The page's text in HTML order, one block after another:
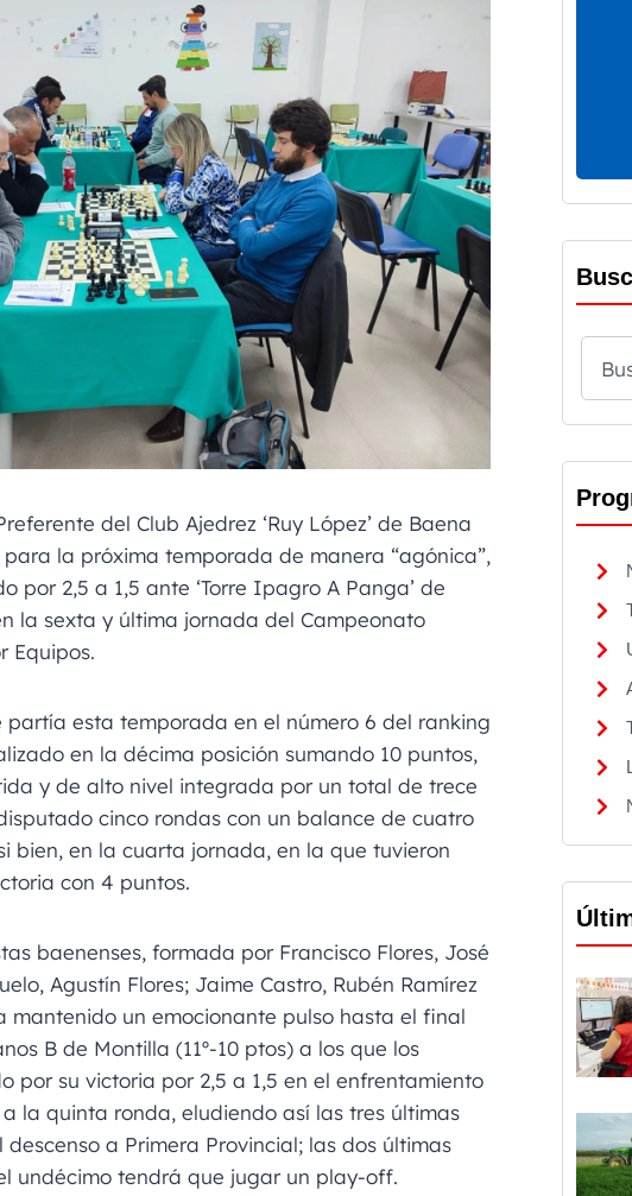
del Club Ajedrez ‘Ruy López’ de Baena
la próxima temporada de manera “agónica”,
por 2,5 a 1,5 ante ‘Torre Ipagro A Panga’ de
la sexta y última jornada del Campeonato
Equipos.
partía esta temporada en el número 6 del ranking
en la décima posición sumando 10 puntos,
y de alto nivel integrada por un total de trece
cinco rondas con un balance de cuatro
bien, en la cuarta jornada, en la que tuvieron
con 4 puntos.
baenenses, formada por Francisco Flores, José
Agustín Flores; Jaime Castro, Rubén Ramírez
mantenido un emocionante pulso hasta el final
B de Montilla (11º-10 ptos) a los que los
por su victoria por 2,5 a 1,5 en el enfrentamiento
la quinta ronda, eludiendo así las tres últimas
a Primera Provincial; las dos últimas
undécimo tendrá que jugar un play-off.